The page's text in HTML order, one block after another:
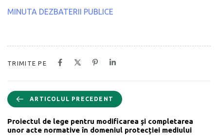
MINUTA DEZBATERII PUBLICE
TRIMITE PE
ARTICOLUL PRECEDENT
Proiectul de lege pentru modificarea şi completarea
unor acte normative în domeniul protecției mediului